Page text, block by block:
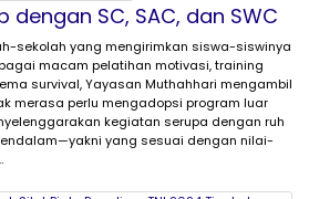
dengan SC, SAC, dan SWC
sekolah yang mengirimkan siswa-siswinya
macam pelatihan motivasi, training
survival, Yayasan Muthahhari mengambil
merasa perlu mengadopsi program luar
kegiatan serupa dengan ruh
yang sesuai dengan nilai-